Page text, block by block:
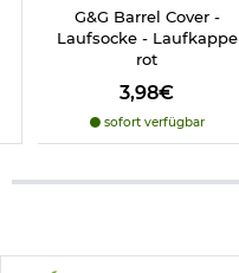
G&G Barrel Cover -
Laufsocke - Laufkappe
rot
3,98€
sofort verfügbar